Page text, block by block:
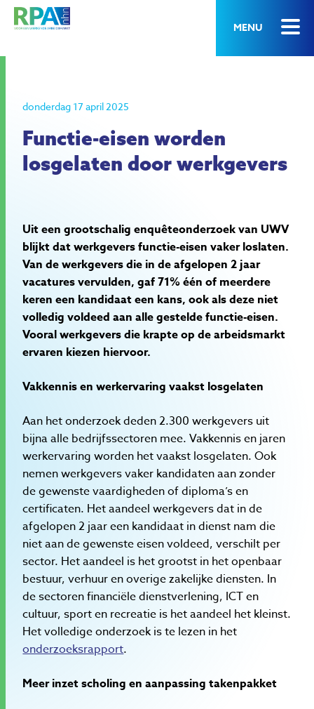
MENU
donderdag 17 april 2025
Functie-eisen worden
losgelaten door werkgevers
Uit een grootschalig enquêteonderzoek van UWV
blijkt dat werkgevers functie-eisen vaker loslaten.
Van de werkgevers die in de afgelopen 2 jaar
vacatures vervulden, gaf 71% één of meerdere
keren een kandidaat een kans, ook als deze niet
volledig voldeed aan alle gestelde functie-eisen.
Vooral werkgevers die krapte op de arbeidsmarkt
ervaren kiezen hiervoor.
Vakkennis en werkervaring vaakst losgelaten
Aan het onderzoek deden 2.300 werkgevers uit
bijna alle bedrijfssectoren mee. Vakkennis en jaren
werkervaring worden het vaakst losgelaten. Ook
nemen werkgevers vaker kandidaten aan zonder
de gewenste vaardigheden of diploma’s en
certificaten. Het aandeel werkgevers dat in de
afgelopen 2 jaar een kandidaat in dienst nam die
niet aan de gewenste eisen voldeed, verschilt per
sector. Het aandeel is het grootst in het openbaar
bestuur, verhuur en overige zakelijke diensten. In
de sectoren financiële dienstverlening, ICT en
cultuur, sport en recreatie is het aandeel het kleinst.
Het volledige onderzoek is te lezen in het
onderzoeksrapport.
Meer inzet scholing en aanpassing takenpakket